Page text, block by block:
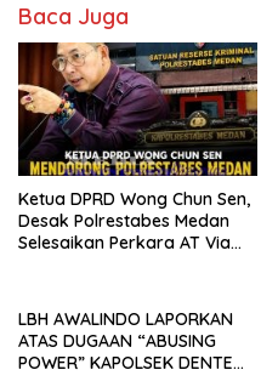
Baca Juga
Ketua DPRD Wong Chun Sen,
Desak Polrestabes Medan
Selesaikan Perkara AT Via
LBH AWALINDO LAPORKAN
ATAS DUGAAN “ABUSING
POWER” KAPOLSEK DENTE